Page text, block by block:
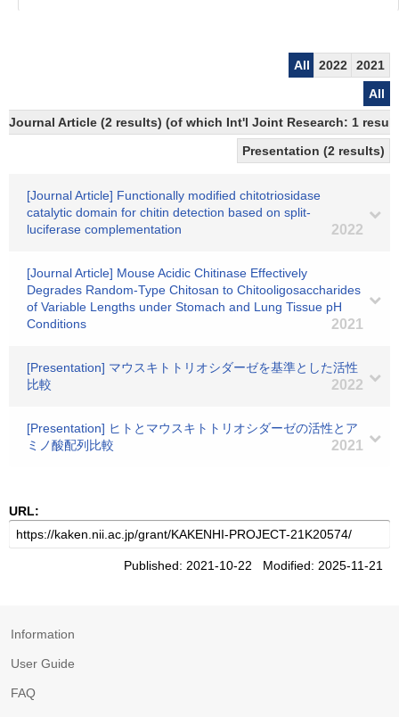
All 2022
2021
All
Journal Article (2 results) (of which Int'l Joint Research: 1
Presentation (2 results)
[Journal Article] Functionally modified chitotriosidase
catalytic domain for chitin detection based on split-
luciferase complementation
2022
[Journal Article] Mouse Acidic Chitinase Effectively
Degrades Random-Type Chitosan to Chitooligosaccharides
of Variable Lengths under Stomach and Lung Tissue pH
Conditions
2021
[Presentation] マウスキトトリオシダーゼを基準とした活性
比較
2022
[Presentation] ヒトとマウスキトトリオシダーゼの活性とア
ミノ酸配列比較
2021
URL:
Published: 2021-10-22 Modified: 2025-11-21
Information
User Guide
FAQ